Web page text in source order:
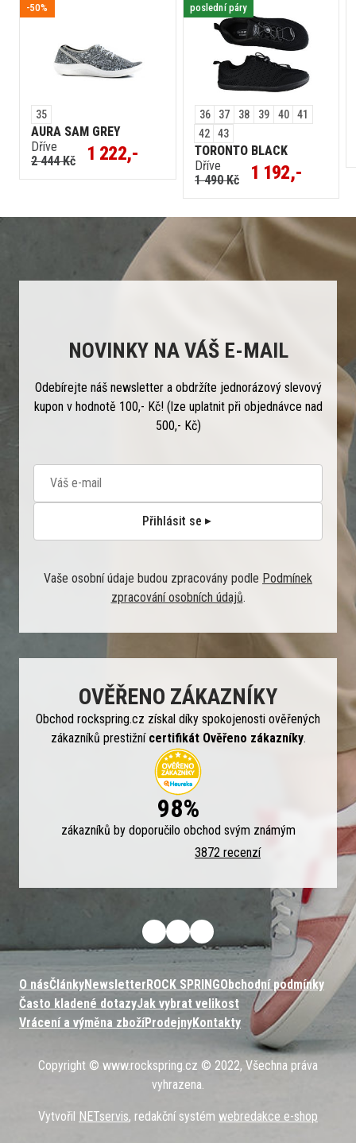
-50%
35
AURA SAM GREY
Dříve
2 444 Kč
1 222,-
poslední páry
36 37 38 39 40
41
42
43
TORONTO BLACK
Dříve
1 490 Kč
1 192,-
NOVINKY NA VÁŠ E-MAIL
Odebírejte náš newsletter a obdržíte jednorázový slevový
kupon v hodnotě 100,- Kč! (lze uplatnit při objednávce nad
500,- Kč)
Přihlásit se
Vaše osobní údaje budou zpracovány podle Podmínek
zpracování osobních údajů.
OVĚŘENO ZÁKAZNÍKY
Obchod rockspring.cz získal díky spokojenosti ověřených
zákazníků prestižní certifikát Ověřeno zákazníky.
98%
zákazníků by doporučilo obchod svým známým
3872 recenzí
O násČlánkyNewsletterROCK SPRINGObchodní podmínky
Často kladené dotazyJak vybrat velikost
Vrácení a výměna zbožíProdejnyKontakty
Copyright © www.rockspring.cz © 2022, Všechna práva
vyhrazena.
Vytvořil NETservis, redakční systém webredakce e-shop